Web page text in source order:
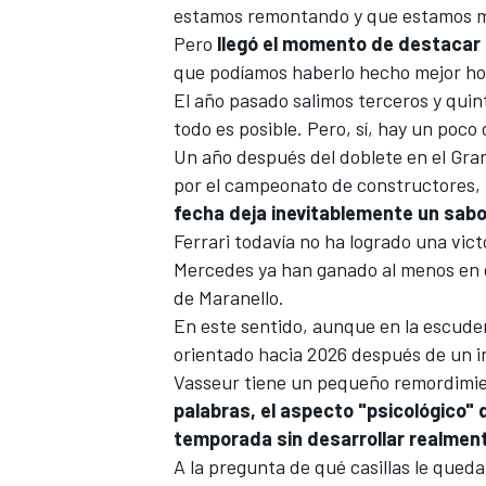
estamos remontando y que estamos
Pero llegó el momento de
que podíamos haberlo hecho mejor
El año pasado salimos terceros y
todo es posible. Pero, sí, hay un
Un año después del doblete en el
por el campeonato de constructores,
fecha deja inevitablemente un
Ferrari todavía no ha logrado una
Mercedes ya han ganado al menos
de Maranello.
En este sentido, aunque en la
orientado hacia 2026 después de un
Vasseur tiene un pequeño
palabras, el aspecto
temporada sin desarrollar
A la pregunta de qué casillas le